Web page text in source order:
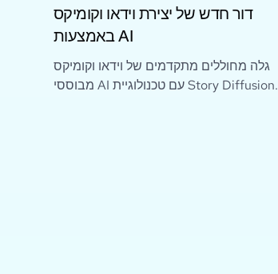
דור חדש של יצירת וידאו וקומיקס
באמצעות AI
גלה מחוללים מתקדמים של וידאו וקומיקס
מבוססי AI עם טכנולוגיית Story Diffusion.